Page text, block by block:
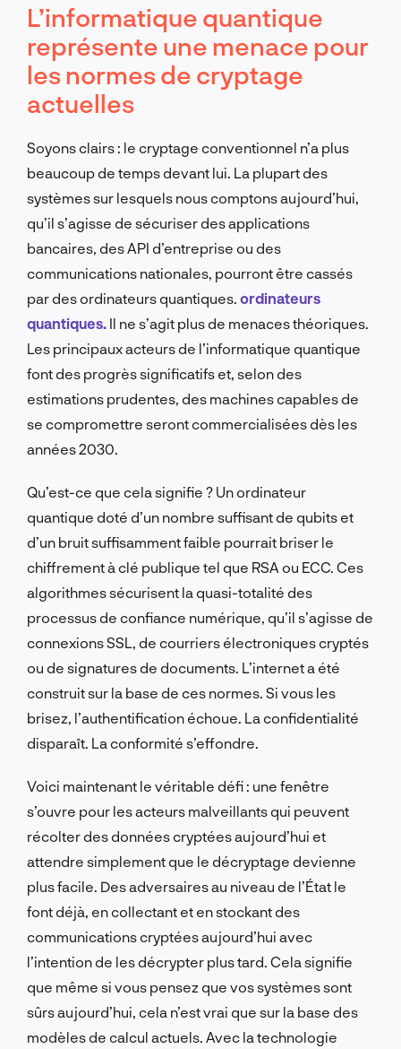
L’informatique quantique
représente une menace pour
les normes de cryptage
actuelles
Soyons clairs : le cryptage conventionnel n’a plus
beaucoup de temps devant lui. La plupart des
systèmes sur lesquels nous comptons aujourd’hui,
qu’il s’agisse de sécuriser des applications
bancaires, des API d’entreprise ou des
communications nationales, pourront être cassés
par des ordinateurs quantiques. ordinateurs
quantiques. Il ne s’agit plus de menaces théoriques.
Les principaux acteurs de l’informatique quantique
font des progrès significatifs et, selon des
estimations prudentes, des machines capables de
se compromettre seront commercialisées dès les
années 2030.
Qu’est-ce que cela signifie ? Un ordinateur
quantique doté d’un nombre suffisant de qubits et
d’un bruit suffisamment faible pourrait briser le
chiffrement à clé publique tel que RSA ou ECC. Ces
algorithmes sécurisent la quasi-totalité des
processus de confiance numérique, qu’il s’agisse de
connexions SSL, de courriers électroniques cryptés
ou de signatures de documents. L’internet a été
construit sur la base de ces normes. Si vous les
brisez, l’authentification échoue. La confidentialité
disparaît. La conformité s’effondre.
Voici maintenant le véritable défi : une fenêtre
s’ouvre pour les acteurs malveillants qui peuvent
récolter des données cryptées aujourd’hui et
attendre simplement que le décryptage devienne
plus facile. Des adversaires au niveau de l’État le
font déjà, en collectant et en stockant des
communications cryptées aujourd’hui avec
l’intention de les décrypter plus tard. Cela signifie
que même si vous pensez que vos systèmes sont
sûrs aujourd’hui, cela n’est vrai que sur la base des
modèles de calcul actuels. Avec la technologie